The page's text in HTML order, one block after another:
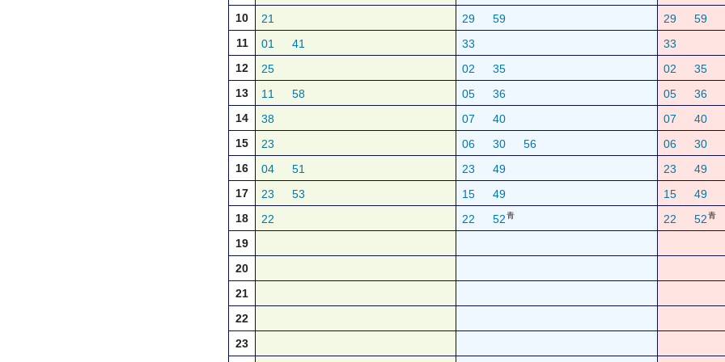
10 21 29 59 29
59
11
01 41 33
33
12
25 02 35 02
35
13
11 58 05 36 05
36
14
38 07 40 07
40
15
23 06 30 56 06
30
16
04 51 23 49 23
49
17
23 53 15 49 15
49
18
22 22 52青 22 52青
19
20
21
22
23